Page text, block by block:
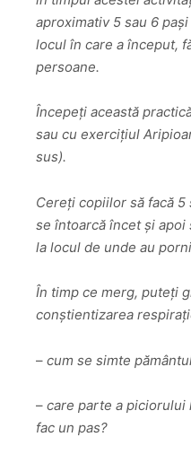
aproximativ 5 sau 6
locul în care a început,
persoane.
Începeți această
sau cu exercițiul
sus).
Cereți copiilor să facă
se întoarcă încet și apoi
la locul de unde au
În timp ce merg, puteți
conștientizarea
– cum se simte
– care parte a piciorului
fac un pas?